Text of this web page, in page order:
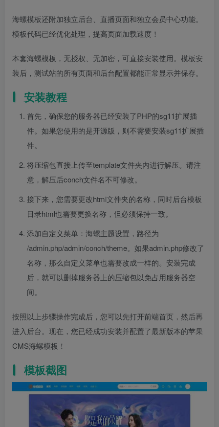
海螺模板还附加独立后台、直播页面和独立会员中心功能。
模板代码已经优化处理，提高页面加载速度！
本套海螺模板，无授权、无加密，可直接安装使用。模板安
装后，测试站的所有页面和后台配置都能正常显示并保存。
安装教程
首先，确保您的服务器已经安装了PHP的sg11扩展插
件。如果您使用的是开源版，则不需要安装sg11扩展插
件。
将压缩包直接上传至template文件夹内进行解压。请注
意，解压后conch文件名不可修改。
接下来，您需要更改html文件夹的名称，同时后台模板
目录html也需要更换名称，但必须保持一致。
添加自定义菜单：海螺主题设置，路径为
/admin.php/admin/conch/theme。如果admin.php修改了
名称，那么自定义菜单也需要改成一样的。安装完成
后，就可以删掉服务器上的压缩包以免占用服务器空
间。
按照以上步骤操作完成后，您可以先打开前端首页，然后再
进入后台。现在，您已经成功安装并配置了最新版本的苹果
CMS海螺模板！
模板截图